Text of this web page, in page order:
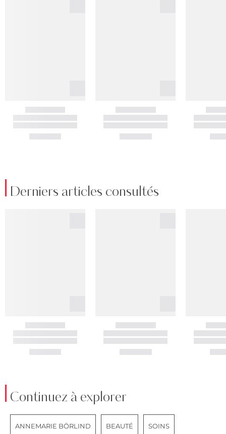
Derniers articles consultés
Continuez à explorer
ANNEMARIE BÖRLIND BEAUTÉ SOINS